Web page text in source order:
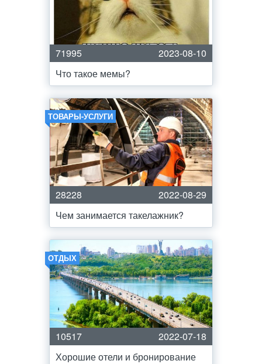
71995
2023-08-10
Что такое мемы?
ТОВАРЫ-УСЛУГИ
28228
2022-08-29
Чем занимается такелажник?
ОТДЫХ
10517
2022-07-18
Хорошие отели и бронирование